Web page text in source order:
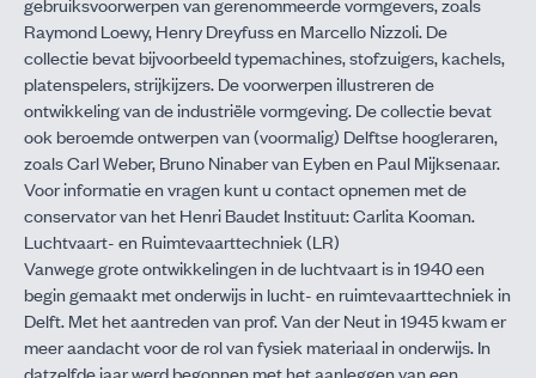
Raymond Loewy, Henry Dreyfuss en Marcello Nizzoli. De
collectie bevat bijvoorbeeld typemachines, stofzuigers, kachels,
platenspelers, strijkijzers. De voorwerpen illustreren de
ontwikkeling van de industriële vormgeving. De collectie bevat
ook beroemde ontwerpen van (voormalig) Delftse hoogleraren,
zoals Carl Weber, Bruno Ninaber van Eyben en Paul Mijksenaar.
Voor informatie en vragen kunt u contact opnemen met de
conservator van het Henri Baudet Instituut:Carlita Kooman.
Luchtvaart- en Ruimtevaarttechniek (LR)
Vanwege grote ontwikkelingen in de luchtvaart is in 1940 een
begin gemaakt met onderwijs in lucht- en ruimtevaarttechniek in
Delft. Met het aantreden van prof. Van der Neut in 1945 kwam er
meer aandacht voor de rol van fysiek materiaal in onderwijs. In
datzelfde jaar werd begonnen met het aanleggen van een